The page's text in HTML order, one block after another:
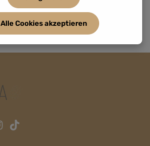
Sent to our Angel 👼
Alle Cookies akzeptieren